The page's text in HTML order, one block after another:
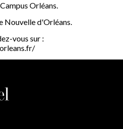
Orléans.
Nouvelle d'Orléans.
vous sur :